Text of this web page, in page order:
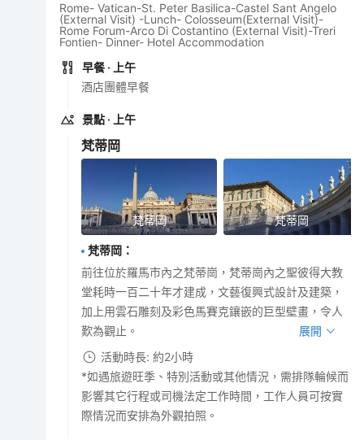
Rome- Vatican-St. Peter Basilica-Castel Sant Angelo
(External Visit) -Lunch- Colosseum(External Visit)-
Rome Forum-Arco Di Costantino (External Visit)-Treri
Fontien- Dinner- Hotel Accommodation
早餐 · 上午
酒店團體早餐
景點 · 上午
梵蒂岡
梵蒂岡 梵蒂岡
梵蒂岡 ：
前往位於羅馬市內之梵蒂崗，梵蒂崗內之聖彼得大教
堂耗時一百二十年才建成，文藝復興式設計及建築，
加上用雲石雕刻及彩色馬賽克鑲嵌的巨型壁畫，令人
歎為觀止。
展開
活動時長: 約2小時
*如遇旅遊旺季、特別活動或其他情況，需排隊輪候而
影響其它行程或司機法定工作時間，工作人員可按實
際情況而安排為外觀拍照。